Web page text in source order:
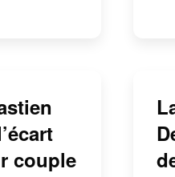
couple